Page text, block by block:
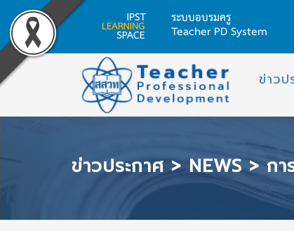
ระบบอบรมครู
Teacher PD System
to
ข่าวป
ข่าวประกาศ>NEWS> การพั